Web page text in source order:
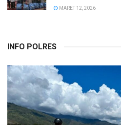
MARET 12, 2026
INFO POLRES